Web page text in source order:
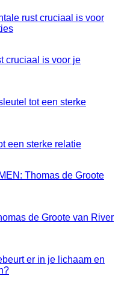
cruciaal is voor je
een sterke relatie
de Groote van River